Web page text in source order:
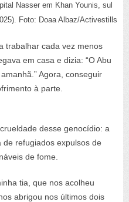
Nasser em Khan Younis, sul
Foto: Doaa Albaz/Activestills
trabalhar cada vez menos
em casa e dizia: “O Abu
Agora, conseguir
à parte.
desse genocídio: a
refugiados expulsos de
de fome.
tia, que nos acolheu
abrigou nos últimos dois